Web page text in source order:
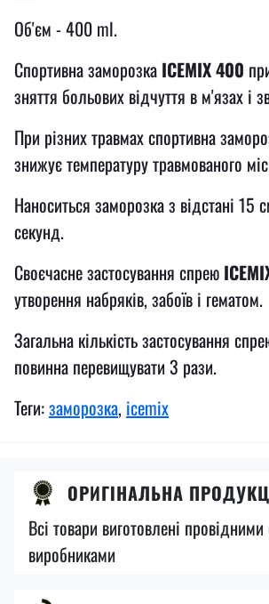
Об'єм - 400 ml.
Спортивна заморозка ICEMIX 400
зняття больових відчуття в м'язах і
При різних травмах спортивна
знижує температуру травмованого
Наноситься заморозка з відстані 15
секунд.
Своєчасне застосування спрею
утворення набряків, забоїв і гематом.
Загальна кількість застосування
повинна перевищувати 3 рази.
Теги:заморозка, icemix
ОРИГІНАЛЬНА
Всі товари виготовлені провідними
виробниками